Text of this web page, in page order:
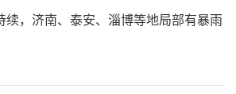
续，济南、泰安、淄博等地局部有暴雨